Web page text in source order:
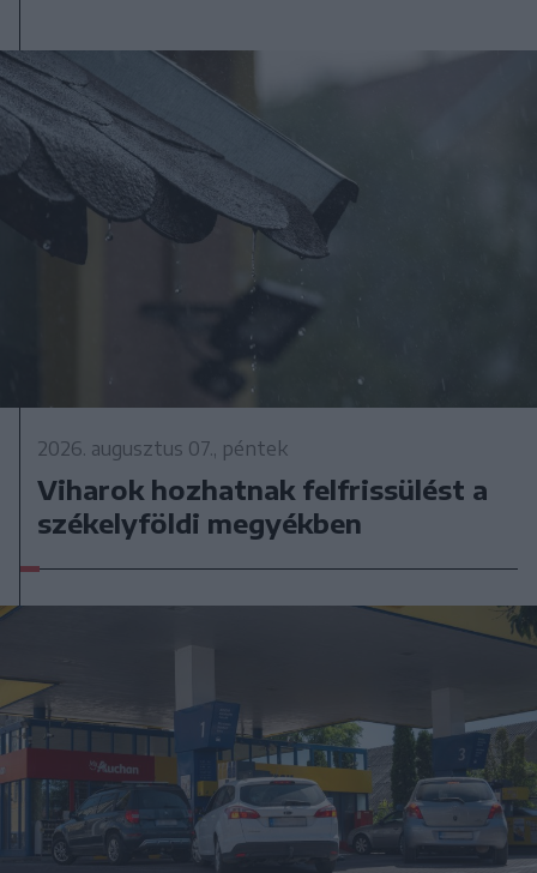
2026. augusztus 07., péntek
Viharok hozhatnak felfrissülést a
székelyföldi megyékben